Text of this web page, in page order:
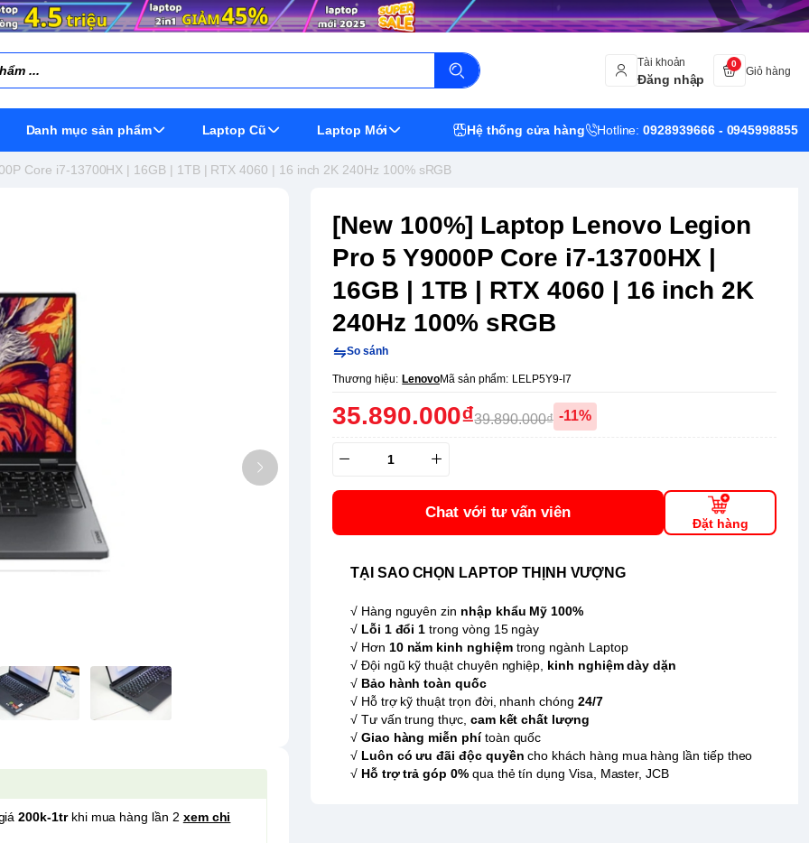
Tài khoản
Đăng nhập
0
Giỏ hàng
Danh mục sản phẩm Laptop Cũ Laptop Mới Hệ thống cửa hàng Hotline:0928939666 - 0945998855
Core i7-13700HX | 16GB | 1TB | RTX 4060 | 16 inch 2K 240Hz 100% sRGB
[New 100%] Laptop Lenovo Legion
Pro 5 Y9000P Core i7-13700HX |
16GB | 1TB | RTX 4060 | 16 inch 2K
240Hz 100% sRGB
So sánh
Thương hiệu: LenovoMã sản phẩm: LELP5Y9-I7
35.890.000₫39.890.000₫ -11%
Chat với tư vấn viên
Đặt hàng
TẠI SAO CHỌN LAPTOP THỊNH VƯỢNG
√ Hàng nguyên zin nhập khẩu Mỹ 100%
√ Lỗi 1 đổi 1 trong vòng 15 ngày
√ Hơn 10 năm kinh nghiệm trong ngành Laptop
√ Đội ngũ kỹ thuật chuyên nghiệp, kinh nghiệm dày dặn
√ Bảo hành toàn quốc
√ Hỗ trợ kỹ thuật trọn đời, nhanh chóng 24/7
√ Tư vấn trung thực, cam kết chất lượng
√ Giao hàng miễn phítoàn quốc
√ Luôn có ưu đãi độc quyền cho khách hàng mua hàng lần tiếp theo
√ Hỗ trợ trả góp 0%qua thẻ tín dụng Visa, Master, JCB
200k-1trkhi mua hàng lần 2 xem chi